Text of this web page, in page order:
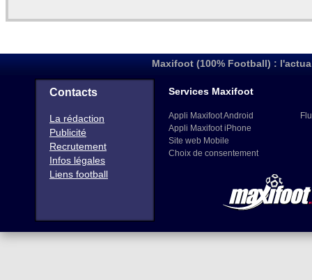
Maxifoot (100% Football) :
Contacts
La rédaction
Publicité
Recrutement
Infos légales
Liens football
Services Maxifoot
Appli Maxifoot Android
Appli Maxifoot iPhone
Site web Mobile
Choix de consentement